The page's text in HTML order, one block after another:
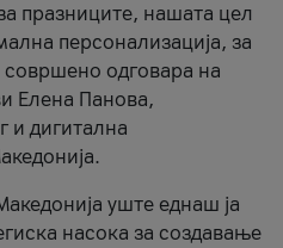
празниците, нашата цел
персонализација, за
совршено одговара на
Елена Панова,
и дигитална
уште еднаш ја
насока за создавање